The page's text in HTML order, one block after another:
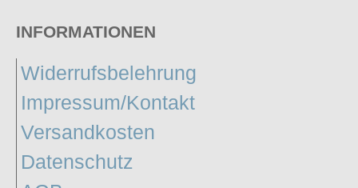
INFORMATIONEN
Widerrufsbelehrung
Impressum/Kontakt
Versandkosten
Datenschutz